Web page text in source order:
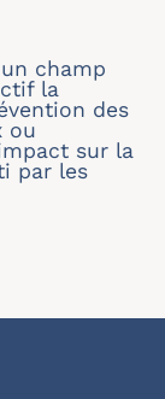
champ
la
des
ou
sur la
par les